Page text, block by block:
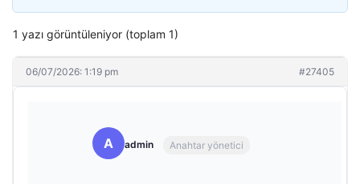
1 yazı görüntüleniyor (toplam 1)
06/07/2026: 1:19 pm #27405
A admin Anahtar yönetici